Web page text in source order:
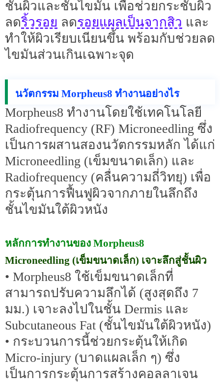
ชั้นผิวและชั้นไขมัน เพื่อช่วยกระชับผิว
ลดริ้วรอย ลดรอยแผลเป็นจากสิว และ
ทำให้ผิวเรียบเนียนขึ้น พร้อมกับช่วยลด
ไขมันส่วนเกินเฉพาะจุด
นวัตกรรม Morpheus8 ทำงานอย่างไร
Morpheus8 ทำงานโดยใช้เทคโนโลยี
Radiofrequency (RF) Microneedling ซึ่ง
เป็นการผสานสองนวัตกรรมหลัก ได้แก่
Microneedling (เข็มขนาดเล็ก) และ
Radiofrequency (คลื่นความถี่วิทยุ) เพื่อ
กระตุ้นการฟื้นฟูผิวจากภายในลึกถึง
ชั้นไขมันใต้ผิวหนัง
หลักการทำงานของ Morpheus8
Microneedling (เข็มขนาดเล็ก) เจาะลึกสู่ชั้นผิว
• Morpheus8 ใช้เข็มขนาดเล็กที่
สามารถปรับความลึกได้ (สูงสุดถึง 7
มม.) เจาะลงไปในชั้น Dermis และ
Subcutaneous Fat (ชั้นไขมันใต้ผิวหนัง)
• กระบวนการนี้ช่วยกระตุ้นให้เกิด
Micro-injury (บาดแผลเล็ก ๆ) ซึ่ง
เป็นการกระตุ้นการสร้างคอลลาเจน